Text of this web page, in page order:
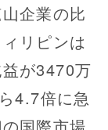
企業の比
リピンは
が3470万
4.7倍に急